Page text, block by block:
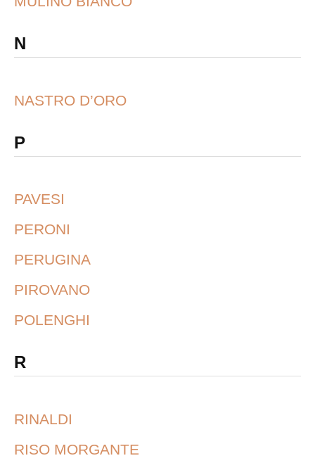
N
NASTRO D’ORO
P
PAVESI
PERONI
PERUGINA
PIROVANO
POLENGHI
R
RINALDI
RISO MORGANTE